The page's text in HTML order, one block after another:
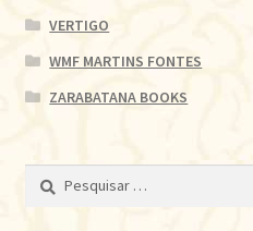
VERTIGO
WMF MARTINS FONTES
ZARABATANA BOOKS
Pesquisar